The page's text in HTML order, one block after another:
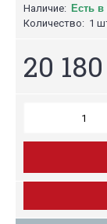
Наличие: Есть
Количество: 1
20